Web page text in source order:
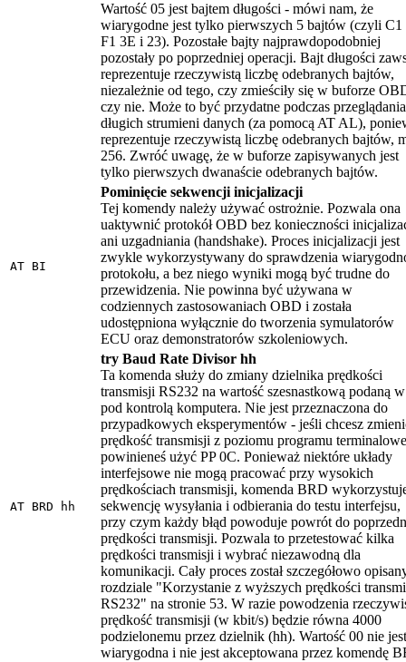
Wartość 05 jest bajtem długości - mówi nam, że
wiarygodne jest tylko pierwszych 5 bajtów (czyli C1
F1 3E i 23). Pozostałe bajty najprawdopodobniej
pozostały po poprzedniej operacji. Bajt długości
reprezentuje rzeczywistą liczbę odebranych bajtów,
niezależnie od tego, czy zmieściły się w buforze
czy nie. Może to być przydatne podczas przeglądania
długich strumieni danych (za pomocą AT AL),
reprezentuje rzeczywistą liczbę odebranych bajtów,
256. Zwróć uwagę, że w buforze zapisywanych jest
tylko pierwszych dwanaście odebranych bajtów.
AT BI
Pominięcie sekwencji inicjalizacji
Tej komendy należy używać ostrożnie. Pozwala ona
uaktywnić protokół OBD bez konieczności
ani uzgadniania (handshake). Proces inicjalizacji jest
zwykle wykorzystywany do sprawdzenia
protokołu, a bez niego wyniki mogą być trudne do
przewidzenia. Nie powinna być używana w
codziennych zastosowaniach OBD i została
udostępniona wyłącznie do tworzenia symulatorów
ECU oraz demonstratorów szkoleniowych.
AT BRD hh
try Baud Rate Divisor hh
Ta komenda służy do zmiany dzielnika prędkości
transmisji RS232 na wartość szesnastkową podaną
pod kontrolą komputera. Nie jest przeznaczona do
przypadkowych eksperymentów - jeśli chcesz
prędkość transmisji z poziomu programu
powinieneś użyć PP 0C. Ponieważ niektóre układy
interfejsowe nie mogą pracować przy wysokich
prędkościach transmisji, komenda BRD
sekwencję wysyłania i odbierania do testu interfejsu,
przy czym każdy błąd powoduje powrót do
prędkości transmisji. Pozwala to przetestować kilka
prędkości transmisji i wybrać niezawodną dla
komunikacji. Cały proces został szczegółowo
rozdziale "Korzystanie z wyższych prędkości
RS232" na stronie 53. W razie powodzenia
prędkość transmisji (w kbit/s) będzie równa 4000
podzielonemu przez dzielnik (hh). Wartość 00 nie jest
wiarygodna i nie jest akceptowana przez komendę